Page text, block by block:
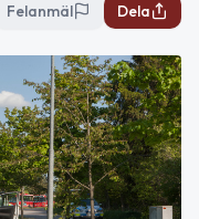
Felanmäl Dela